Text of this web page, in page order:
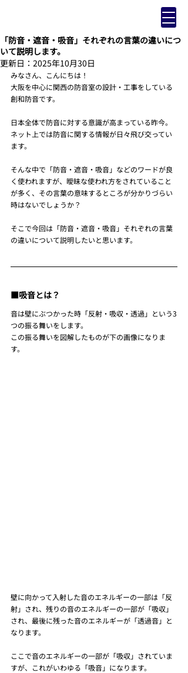
「防音・遮音・吸音」それぞれの言葉の違いにつ
いて説明します。
更新日： 2025年10月30日
みなさん、こんにちは！
大阪を中心に関西の防音室の設計・工事をしている
創和防音です。
日本全体で防音に対する意識が高まっている昨今。
ネット上では防音に関する情報が日々飛び交ってい
ます。
そんな中で「防音・遮音・吸音」などのワードが良
く使われますが、曖昧な使われ方をされていること
が多く、その言葉の意味するところが分かりづらい
時はないでしょうか？
そこで今回は「防音・遮音・吸音」それぞれの言葉
の違いについて説明したいと思います。
■吸音とは？
音は壁にぶつかった時「反射・吸収・透過」という3
つの振る舞いをします。
この振る舞いを図解したものが下の画像になりま
す。
壁に向かって入射した音のエネルギーの一部は「反
射」され、残りの音のエネルギーの一部が「吸収」
され、最後に残った音のエネルギーが「透過音」と
なります。
ここで音のエネルギーの一部が「吸収」されていま
すが、これがいわゆる「吸音」になります。